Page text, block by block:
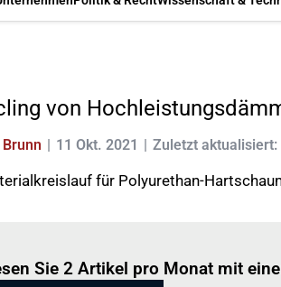
von
11 Okt. 2021 Zuletzt
für Polyurethan-
Sie 2 Artikel pro Monat mit